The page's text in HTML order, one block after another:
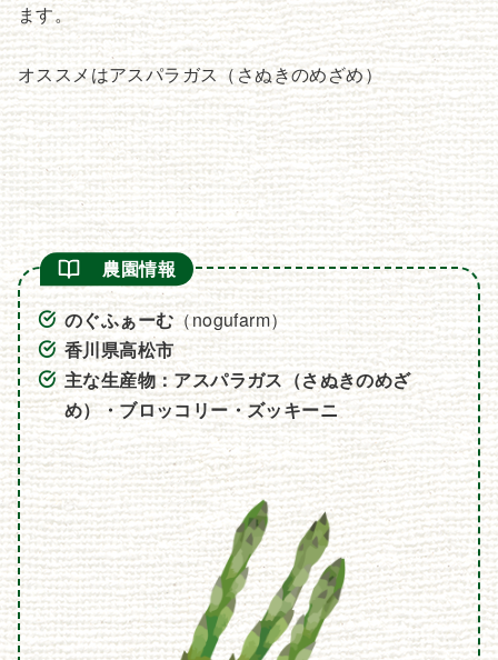
ます。
オススメはアスパラガス（さぬきのめざめ）
農園情報
のぐふぁーむ（nogufarm）
香川県高松市
主な生産物：アスパラガス（さぬきのめざ
め）・ブロッコリー・ズッキーニ